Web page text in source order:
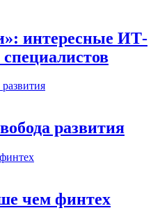
интересные ИТ-
специалистов
развития
чем финтех